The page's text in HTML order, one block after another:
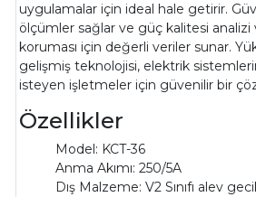
uygulamalar için ideal hale getirir.
ölçümler sağlar ve güç kalitesi
koruması için değerli veriler sunar.
gelişmiş teknolojisi, elektrik
isteyen işletmeler için güvenilir bir
Özellikler
Model: KCT-36
Anma Akımı: 250/5A
Dış Malzeme: V2 Sınıfı alev